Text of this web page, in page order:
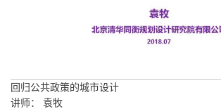
回归公共政策的城市设计
讲师： 袁牧